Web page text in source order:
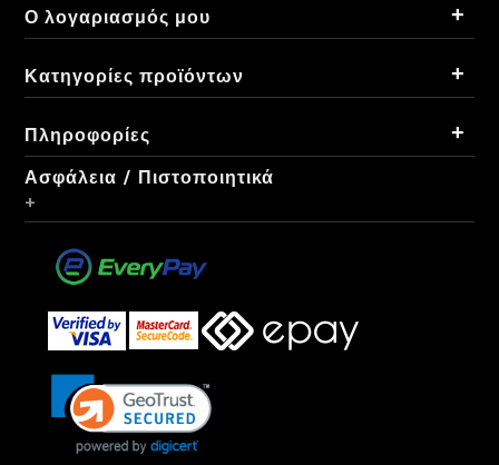
Ο λογαριασμός μου +
Κατηγορίες προϊόντων +
Πληροφορίες +
Ασφάλεια / Πιστοποιητικά
+